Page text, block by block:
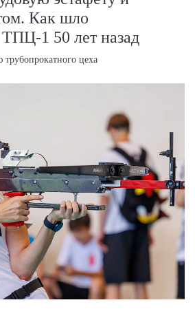
Как шло
ТПЦ-1 50 лет назад
цеха